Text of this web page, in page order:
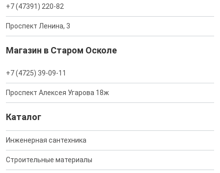
+7 (47391) 220-82
Проспект Ленина, 3
Магазин в Старом Осколе
+7 (4725) 39-09-11
Проспект Алексея Угарова 18ж
Каталог
Инженерная сантехника
Строительные материалы